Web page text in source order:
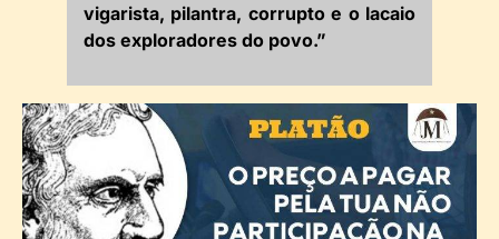
vigarista, pilantra, corrupto e o lacaio
dos exploradores do povo.”